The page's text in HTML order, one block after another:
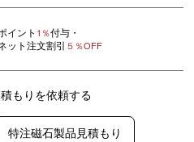
イント 1％付与・
ット注文割引 ５％OFF
もりを依頼する
特注磁石製品見積もり